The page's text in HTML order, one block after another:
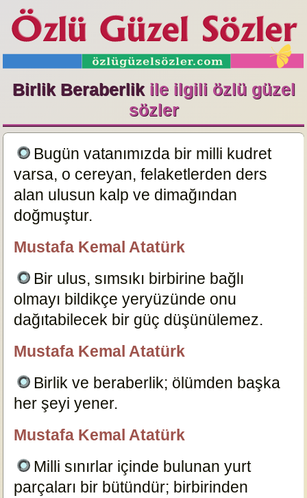
Birlik Beraberlikile ilgili özlü güzel
sözler
Bugün vatanımızda bir milli kudret
varsa, o cereyan, felaketlerden ders
alan ulusun kalp ve dimağından
doğmuştur.
Mustafa Kemal Atatürk
Bir ulus, sımsıkı birbirine bağlı
olmayı bildikçe yeryüzünde onu
dağıtabilecek bir güç düşünülemez.
Mustafa Kemal Atatürk
Birlik ve beraberlik; ölümden başka
her şeyi yener.
Mustafa Kemal Atatürk
Milli sınırlar içinde bulunan yurt
parçaları bir bütündür; birbirinden